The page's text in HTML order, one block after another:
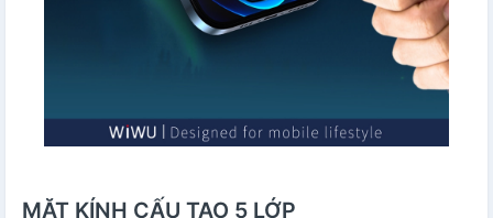
MẶT KÍNH CẤU TẠO 5 LỚP